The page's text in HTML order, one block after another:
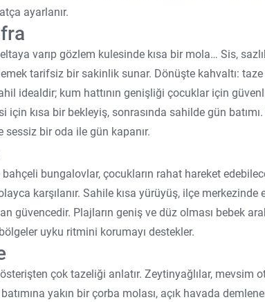
ayarlanır.
varıp gözlem kulesinde kısa bir mola… Sis,
tarifsiz bir sakinlik sunar. Dönüşte kahvaltı: taze
idealdir; kum hattının genişliği çocuklar için
için kısa bir bekleyiş, sonrasında sahilde gün
sessiz bir oda ile gün kapanır.
bahçeli bungalovlar, çocukların rahat hareket
karşılanır. Sahile kısa yürüyüş, ilçe merkezinde
güvencedir. Plajların geniş ve düz olması bebek
uyku ritmini korumayı destekler.
çok tazeliği anlatır. Zeytinyağlılar, mevsim
yakın bir çorba molası, açık havada